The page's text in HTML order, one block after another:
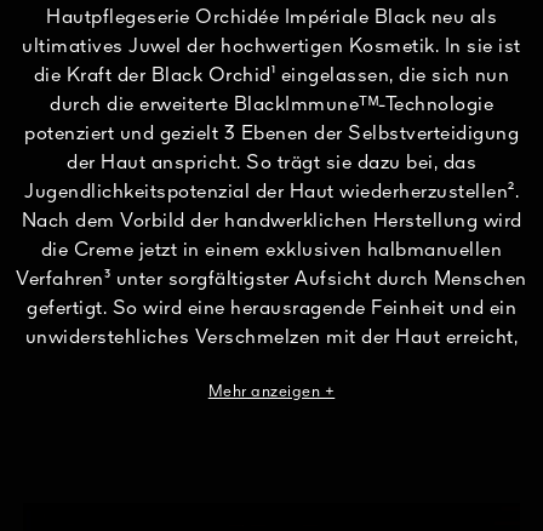
Hautpflegeserie Orchidée Impériale Black neu als
ultimatives Juwel der hochwertigen Kosmetik. In sie ist
die Kraft der Black Orchid¹ eingelassen, die sich nun
durch die erweiterte BlackImmuneᵀᴹ-Technologie
potenziert und gezielt 3 Ebenen der Selbstverteidigung
der Haut anspricht. So trägt sie dazu bei, das
Jugendlichkeitspotenzial der Haut wiederherzustellen².
Nach dem Vorbild der handwerklichen Herstellung wird
die Creme jetzt in einem exklusiven halbmanuellen
Verfahren³ unter sorgfältigster Aufsicht durch Menschen
gefertigt. So wird eine herausragende Feinheit und ein
unwiderstehliches Verschmelzen mit der Haut erreicht,
Auswirkungen der Zeit gleichkommt.
Mehr anzeigen +